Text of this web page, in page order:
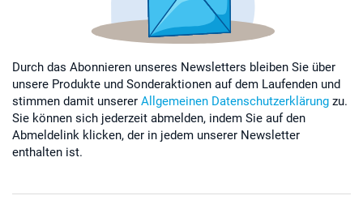
Durch das Abonnieren unseres Newsletters bleiben Sie über
unsere Produkte und Sonderaktionen auf dem Laufenden und
stimmen damit unserer Allgemeinen Datenschutzerklärung zu.
Sie können sich jederzeit abmelden, indem Sie auf den
Abmeldelink klicken, der in jedem unserer Newsletter
enthalten ist.